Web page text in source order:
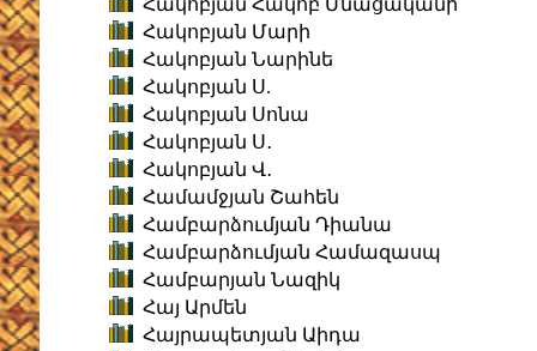
Հակոբյան Հակոբ Մնացականի
Հակոբյան Մարի
Հակոբյան Նարինե
Հակոբյան Ս.
Հակոբյան Սոնա
Հակոբյան Ս․
Հակոբյան Վ․
Համամջյան Շահեն
Համբարձումյան Դիանա
Համբարձումյան Համազասպ
Համբարյան Նազիկ
Հայ Արմեն
Հայրապետյան Աիդա